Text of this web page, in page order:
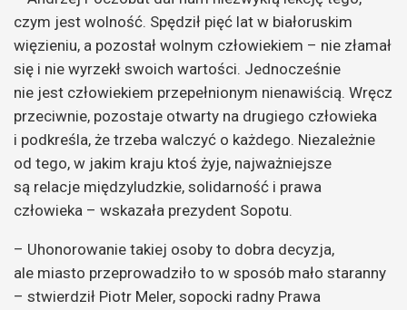
czym jest wolność. Spędził pięć lat w białoruskim
więzieniu, a pozostał wolnym człowiekiem – nie złamał
się i nie wyrzekł swoich wartości. Jednocześnie
nie jest człowiekiem przepełnionym nienawiścią. Wręcz
przeciwnie, pozostaje otwarty na drugiego człowieka
i podkreśla, że trzeba walczyć o każdego. Niezależnie
od tego, w jakim kraju ktoś żyje, najważniejsze
są relacje międzyludzkie, solidarność i prawa
człowieka – wskazała prezydent Sopotu.
– Uhonorowanie takiej osoby to dobra decyzja,
ale miasto przeprowadziło to w sposób mało staranny
– stwierdził Piotr Meler, sopocki radny Prawa